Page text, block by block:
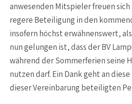
anwesenden Mitspieler freuen sich
regere Beteiligung in den
insofern höchst erwähnenswert,
nun gelungen ist, dass der BV
während der Sommerferien seine
nutzen darf. Ein Dank geht an
dieser Vereinbarung beteiligten